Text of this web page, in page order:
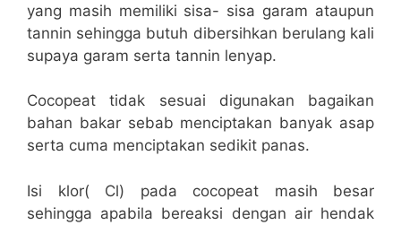
yang masih memiliki sisa- sisa garam ataupun
tannin sehingga butuh dibersihkan berulang kali
supaya garam serta tannin lenyap.
Cocopeat tidak sesuai digunakan bagaikan
bahan bakar sebab menciptakan banyak asap
serta cuma menciptakan sedikit panas.
Isi klor( Cl) pada cocopeat masih besar
sehingga apabila bereaksi dengan air hendak